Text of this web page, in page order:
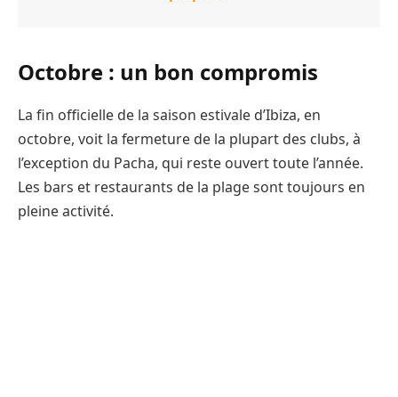
Octobre : un bon compromis
La fin officielle de la saison estivale d’Ibiza, en
octobre, voit la fermeture de la plupart des clubs, à
l’exception du Pacha, qui reste ouvert toute l’année.
Les bars et restaurants de la plage sont toujours en
pleine activité.